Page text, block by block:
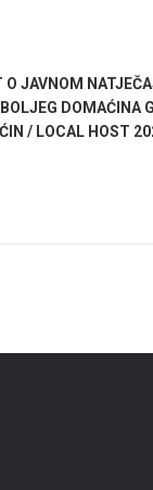
O JAVNOM
DOMAĆINA
/ LOCAL HOST